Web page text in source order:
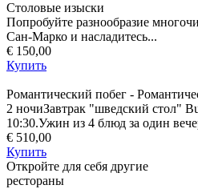
Столовые изыски
Попробуйте разнообразие
Сан-Марко и насладитесь...
€ 150,00
Купить
Романтический побег -
2 ночиЗавтрак "шведский стол"
10:30.Ужин из 4 блюд за один
€ 510,00
Купить
Откройте для себя другие
рестораны